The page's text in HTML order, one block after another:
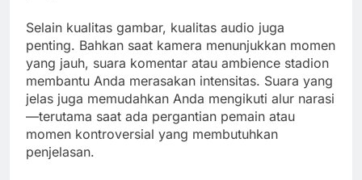
Selain kualitas gambar, kualitas audio juga
penting. Bahkan saat kamera menunjukkan momen
yang jauh, suara komentar atau ambience stadion
membantu Anda merasakan intensitas. Suara yang
jelas juga memudahkan Anda mengikuti alur narasi
—terutama saat ada pergantian pemain atau
momen kontroversial yang membutuhkan
penjelasan.